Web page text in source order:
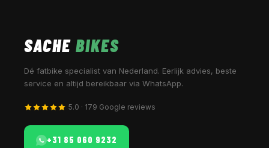
SACHE BIKES
Dé fatbike specialist van Nederland. Eerlijk advies, beste
service en altijd bereikbaar via WhatsApp.
5.0 · 179 Google reviews
+31 85 060 9232